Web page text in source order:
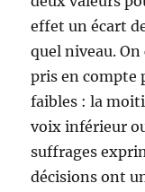
effet un écart
quel niveau.
pris en compte
faibles : la
voix inférieur
suffrages
décisions ont